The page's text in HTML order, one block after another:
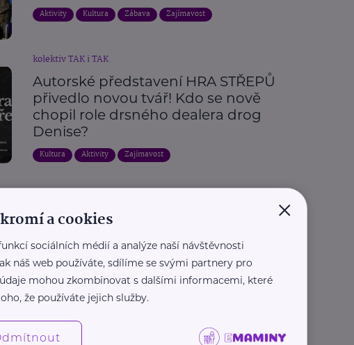
Aktivity Kultura Zábava Zajímavost
kolektiv TAK i TAK
Autorské představení HRA STŘEPŮ
přivedlo novou tvář! Kdo se nově
chopil role drsného dealera drog
Denise?
Kultura Aktivity Zajímavost
×
a cookies
sociálních médií a analýze naší návštěvnosti
náš web používáte, sdílíme se svými partnery pro
mohou zkombinovat s dalšími informacemi, které
že používáte jejich služby.